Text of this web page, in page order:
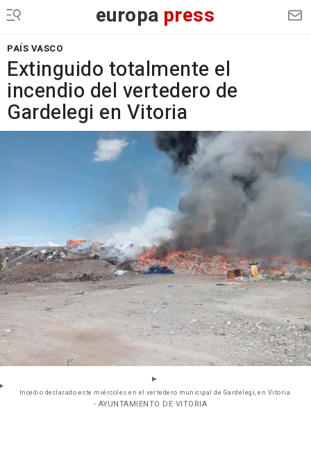
europa press
PAÍS VASCO
Extinguido totalmente el
incendio del vertedero de
Gardelegi en Vitoria
Incedio declarado este miércoles en el vertedero municipal de Gardelegi, en Vitoria.
- AYUNTAMIENTO DE VITORIA